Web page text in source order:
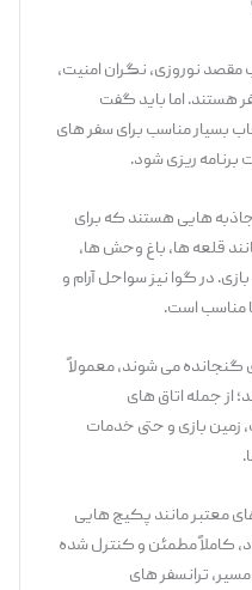
نگران امنیت،
اما باید گفت
مناسب برای سفر های
ریزی شود.
هایی هستند که برای
ها، باغ ‌وحش ‌ها،
گوا نیز سواحل آرام و
است.
می ‌شوند، معمولاً
اتاق‌ های
و حتی خدمات
مانند پکیج‌ هایی
مطمئن و کنترل ‌شده
های